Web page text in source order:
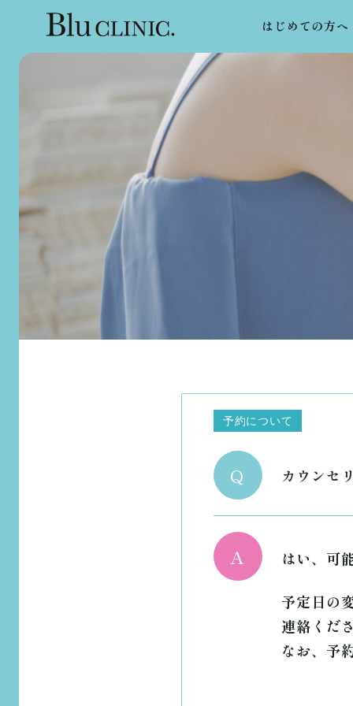
はじめての方へ
予約について
Q カウンセ
A はい、可
予定日の
連絡くだ
なお、予